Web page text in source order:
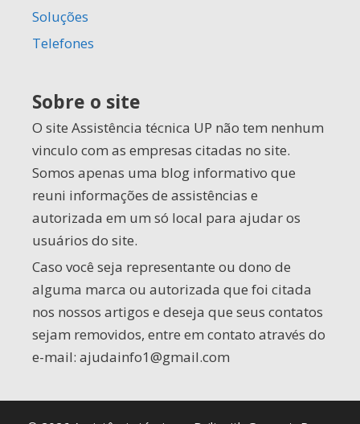
Soluções
Telefones
Sobre o site
O site Assistência técnica UP não tem nenhum
vinculo com as empresas citadas no site.
Somos apenas uma blog informativo que
reuni informações de assistências e
autorizada em um só local para ajudar os
usuários do site.
Caso você seja representante ou dono de
alguma marca ou autorizada que foi citada
nos nossos artigos e deseja que seus contatos
sejam removidos, entre em contato através do
e-mail: ajudainfo1@gmail.com